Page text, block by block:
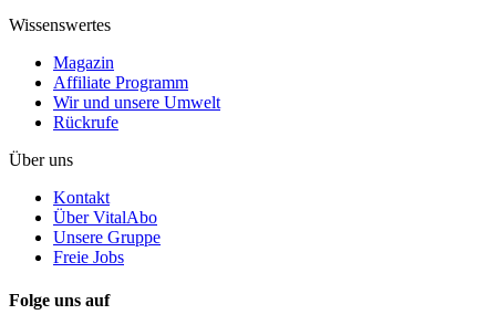
Wissenswertes
Magazin
Affiliate Programm
Wir und unsere Umwelt
Rückrufe
Über uns
Kontakt
Über VitalAbo
Unsere Gruppe
Freie Jobs
Folge uns auf